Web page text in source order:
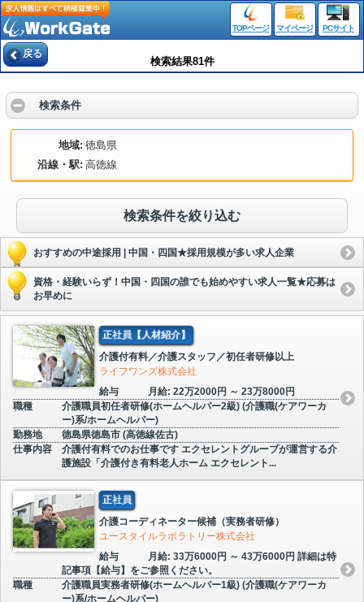
TOPページ マイページ PCサイト
戻る
検索結果81件
検索条件
地域 徳島県
沿線・駅 高徳線
検索条件を絞り込む
おすすめの中途採用 | 中国・四国★採用規模が多い求人企業
資格・経験いらず！中国・四国の誰でも始めやすい求人一覧★応募は
お早めに
正社員【人材紹介】
介護付有料／介護スタッフ／初任者研修以上
ライフワンズ株式会社
給与
月給: 22万2000円 ～ 23万8000円
職種
介護職員初任者研修(ホームヘルパー2級) (介護職(ケアワーカ
ー)系/ホームヘルパー)
勤務地
徳島県徳島市 (高徳線佐古)
仕事内容
介護付有料でのお仕事です エクセレントグループが運営する介
護施設「介護付き有料老人ホーム エクセレント...
正社員
介護コーディネーター候補（実務者研修）
ユースタイルラボラトリー株式会社
給与
月給: 33万6000円 ～ 43万6000円 詳細は特
記事項【給与】をご参照ください。
職種
介護職員実務者研修(ホームヘルパー1級) (介護職(ケアワーカ
ー)系/ホームヘルパー)